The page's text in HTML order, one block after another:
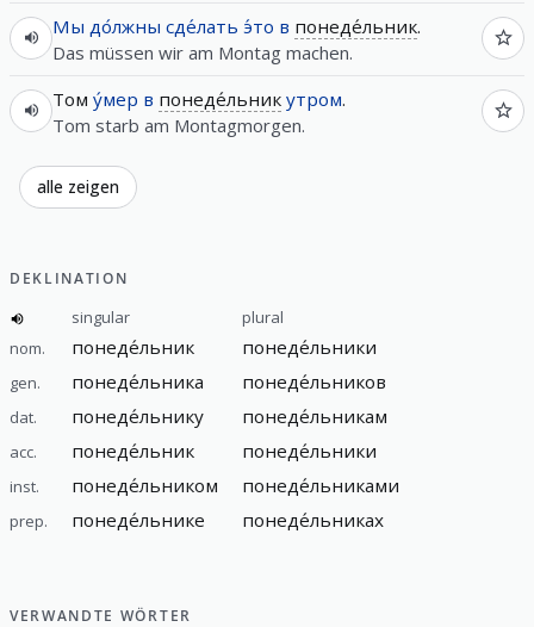
Мы до́лжны сде́лать э́то в понеде́льник.
Das müssen wir am Montag machen.
Том у́мер в понеде́льник утром.
Tom starb am Montagmorgen.
alle zeigen
DEKLINATION
singular
plural
nom.
понеде́льник понеде́льники
gen. понеде́льника понеде́льников
dat. понеде́льнику понеде́льникам
acc. понеде́льник понеде́льники
inst. понеде́льником понеде́льниками
prep. понеде́льнике понеде́льниках
VERWANDTE WÖRTER